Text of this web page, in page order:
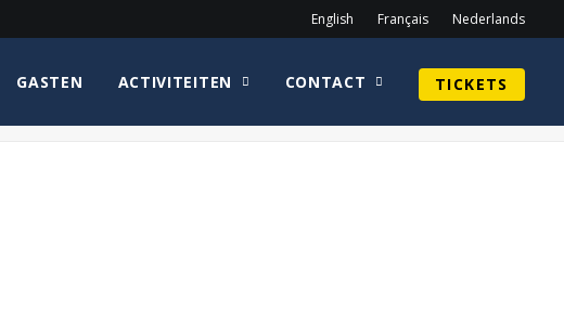
English Français Nederlands
GASTEN ACTIVITEITEN CONTACT TICKETS
Home photobooth Photo_Sat1